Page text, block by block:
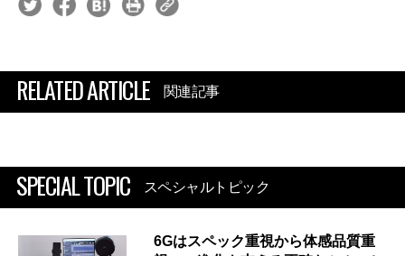
RELATED ARTICLE 関連記事
SPECIAL TOPIC スペシャルトピック
6Gはスペック重視から体感品質重